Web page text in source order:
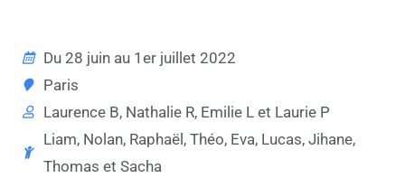
Du 28 juin au 1er juillet 2022
Paris
Laurence B, Nathalie R, Emilie L et Laurie P
Liam, Nolan, Raphaël, Théo, Eva, Lucas, Jihane,
Thomas et Sacha